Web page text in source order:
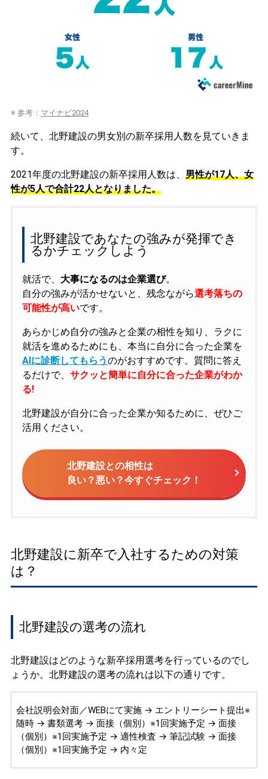
※ 参考： マイナビ2024
続いて、北野建設の男女別の新卒採用人数を見ていきま
す。
2021年度の北野建設の新卒採用人数は、 男性が17人、女
性が5人で合計22人となりました。
北野建設であなたの強みが発揮でき
るかチェックしよう
就活で、 大事になるのは企業選び。
自分の強みが活かせないと、残念ながら選考落ちの
可能性が高いです。
あらかじめ自分の強みと企業の相性を知り、ラクに
就活を進めるためにも、本当に自分に合った企業を
AIに診断してもらうのがおすすめです。質問に答え
るだけで、 サクッと簡単に自分に合った企業がわか
る!
北野建設が自分に合った企業か知るために、ぜひご
活用ください。
北野建設との相性は
良い？悪い？今すぐチェック！
北野建設に新卒で入社するための対策
は？
北野建設の選考の流れ
北野建設はどのような新卒採用選考を行っているのでし
ょうか。北野建設の選考の流れは以下の通りです。
会社説明会対面／WEBにて実施 → エントリーシート提出※
随時 → 書類選考 → 面接（個別）※1回実施予定 → 面接
（個別）※1回実施予定 → 適性検査 → 筆記試験 → 面接
（個別）※1回実施予定 → 内々定